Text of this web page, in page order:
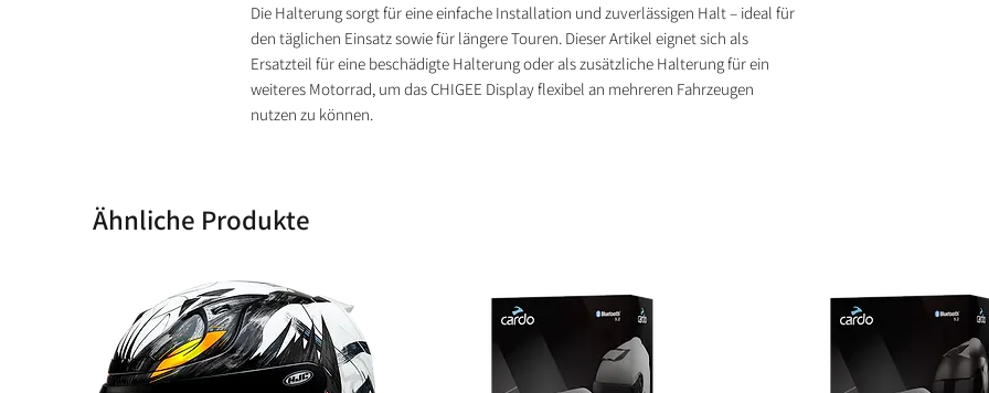
Die Halterung sorgt für eine einfache Installation und zuverlässigen Halt – ideal für
den täglichen Einsatz sowie für längere Touren. Dieser Artikel eignet sich als
Ersatzteil für eine beschädigte Halterung oder als zusätzliche Halterung für ein
weiteres Motorrad, um das CHIGEE Display flexibel an mehreren Fahrzeugen
nutzen zu können.
Ähnliche Produkte